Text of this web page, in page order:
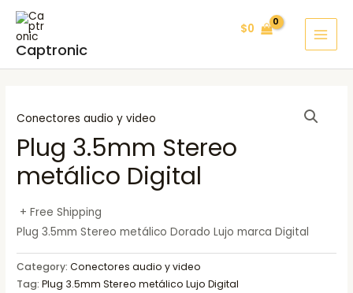
contenido
Captronic
$0
Conectores audio y video
Plug 3.5mm Stereo
metálico Digital
+ Free Shipping
Plug 3.5mm Stereo metálico Dorado Lujo marca Digital
Category:Conectores audio y video
Tag:Plug 3.5mm Stereo metálico Lujo Digital